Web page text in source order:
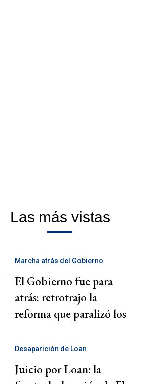
Las más vistas
Marcha atrás del Gobierno
El Gobierno fue para
atrás: retrotrajo la
reforma que paralizó los
Desaparición de Loan
Juicio por Loan: la